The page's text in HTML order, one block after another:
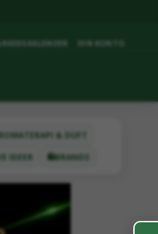
DIN KONTO
& DUFT
IDEER 🛍️BRANDS